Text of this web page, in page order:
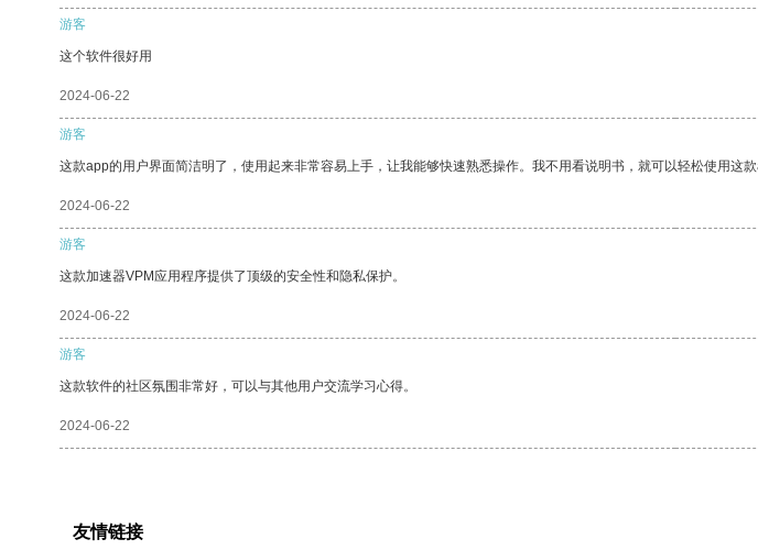
游客
这个软件很好用
2024-06-22
游客
这款app的用户界面简洁明了，使用起来非常容易上手，让我能够快速熟悉操作。我不用看说明书，就可以轻松使用这款
2024-06-22
游客
这款加速器VPM应用程序提供了顶级的安全性和隐私保护。
2024-06-22
游客
这款软件的社区氛围非常好，可以与其他用户交流学习心得。
2024-06-22
友情链接